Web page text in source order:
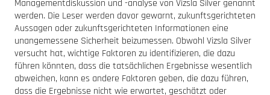
Managementdiskussion und -analyse von Vizsla Silver genannt
werden. Die Leser werden davor gewarnt, zukunftsgerichteten
Aussagen oder zukunftsgerichteten Informationen eine
unangemessene Sicherheit beizumessen. Obwohl Vizsla Silver
versucht hat, wichtige Faktoren zu identifizieren, die dazu
führen könnten, dass die tatsächlichen Ergebnisse wesentlich
abweichen, kann es andere Faktoren geben, die dazu führen,
dass die Ergebnisse nicht wie erwartet, geschätzt oder